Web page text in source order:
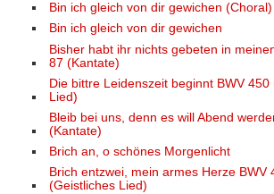
Bin ich gleich von dir gewichen (Choral)
Bin ich gleich von dir gewichen
Bisher habt ihr nichts gebeten in
87 (Kantate)
Die bittre Leidenszeit beginnt BWV 450
Lied)
Bleib bei uns, denn es will Abend
(Kantate)
Brich an, o schönes Morgenlicht
Brich entzwei, mein armes Herze BWV
(Geistliches Lied)